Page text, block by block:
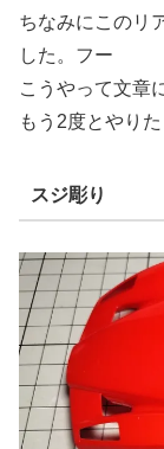
ちなみにこのリ
した。フー
こうやって文章
もう2度とやり
スジ彫り